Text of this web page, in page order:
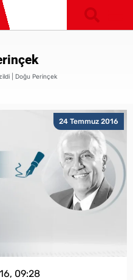
| Doğu Perinçek
24 Temmuz 2016
09:28